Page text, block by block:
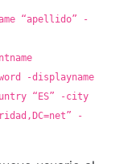
“apellido” -
-displayname
“ES” -city
-